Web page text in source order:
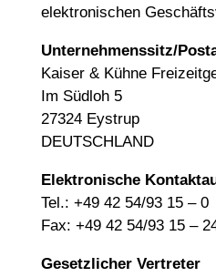
elektronischen
Unternehmenssitz/
Kaiser & Kühne
Im Südloh 5
27324 Eystrup
DEUTSCHLAND
Elektronische
Tel.: +49 42 54/93 15 – 0
Fax: +49 42 54/93 15 –
Gesetzlicher Vertreter